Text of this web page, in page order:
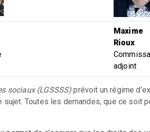
Maxime
Rioux
adjoint
sociaux (LGSSSS)prévoit un régime
Toutes les demandes, que ce soit